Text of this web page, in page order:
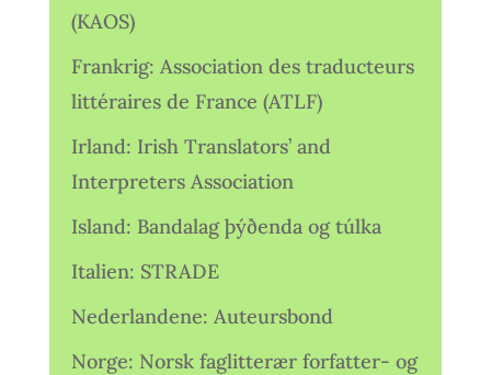
(KAOS)
Frankrig: Association des traducteurs
littéraires de France (ATLF)
Irland: Irish Translators’ and
Interpreters Association
Island: Bandalag þýðenda og túlka
Italien: STRADE
Nederlandene: Auteursbond
Norge: Norsk faglitterær forfatter- og